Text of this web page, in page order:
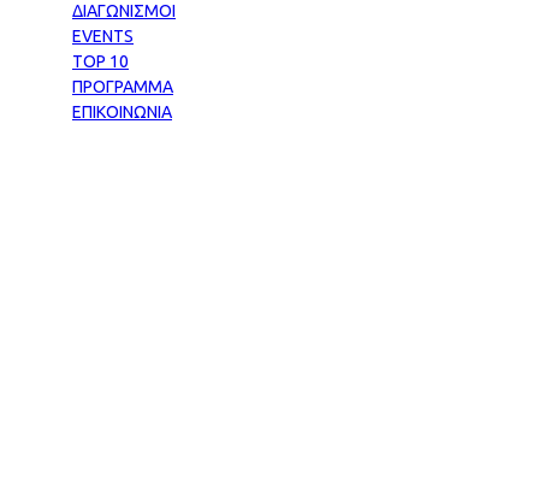
ΔΙΑΓΩΝΙΣΜΟΙ
EVENTS
TOP 10
ΠΡΟΓΡΑΜΜΑ
ΕΠΙΚΟΙΝΩΝΙΑ